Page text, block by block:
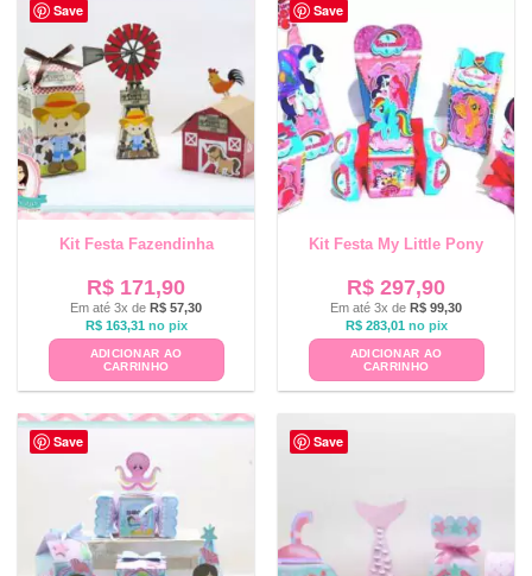
Save
Kit Festa Fazendinha
R$ 171,90
Em até 3x de R$ 57,30
R$163,31 no pix
ADICIONAR AO
CARRINHO
Save
Kit Festa My Little Pony
R$ 297,90
Em até 3x de R$ 99,30
R$283,01 no pix
ADICIONAR AO
CARRINHO
Save Save